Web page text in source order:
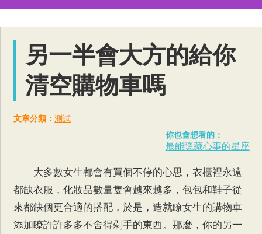
另一半會大方的給你
清空購物車嗎
文章分類：測試
你也會想看的：
最能隱藏心事的星座
大多數女生都會有買個不停的心思，衣櫃裡永遠
都缺衣服，化妝品數量隻會越來越多，包包和鞋子從
來都缺個更合適的搭配，於是，造就瞭女生的購物車
添加瞭許許多多不舍得剁手的東西。那麼，你的另一